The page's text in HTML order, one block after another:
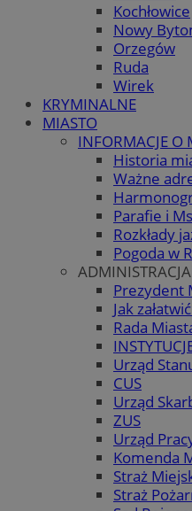
Kochłowice
Nowy
Orzegów
Ruda
Wirek
KRYMINALNE
MIASTO
INFORMACJE O
Historia
Ważne
Parafie i
Rozkłady
Pogoda w
ADMINISTRACJA
Prezydent
Jak
Rada
Urząd
CUS
Urząd
ZUS
Urząd
Komenda
Straż
Straż